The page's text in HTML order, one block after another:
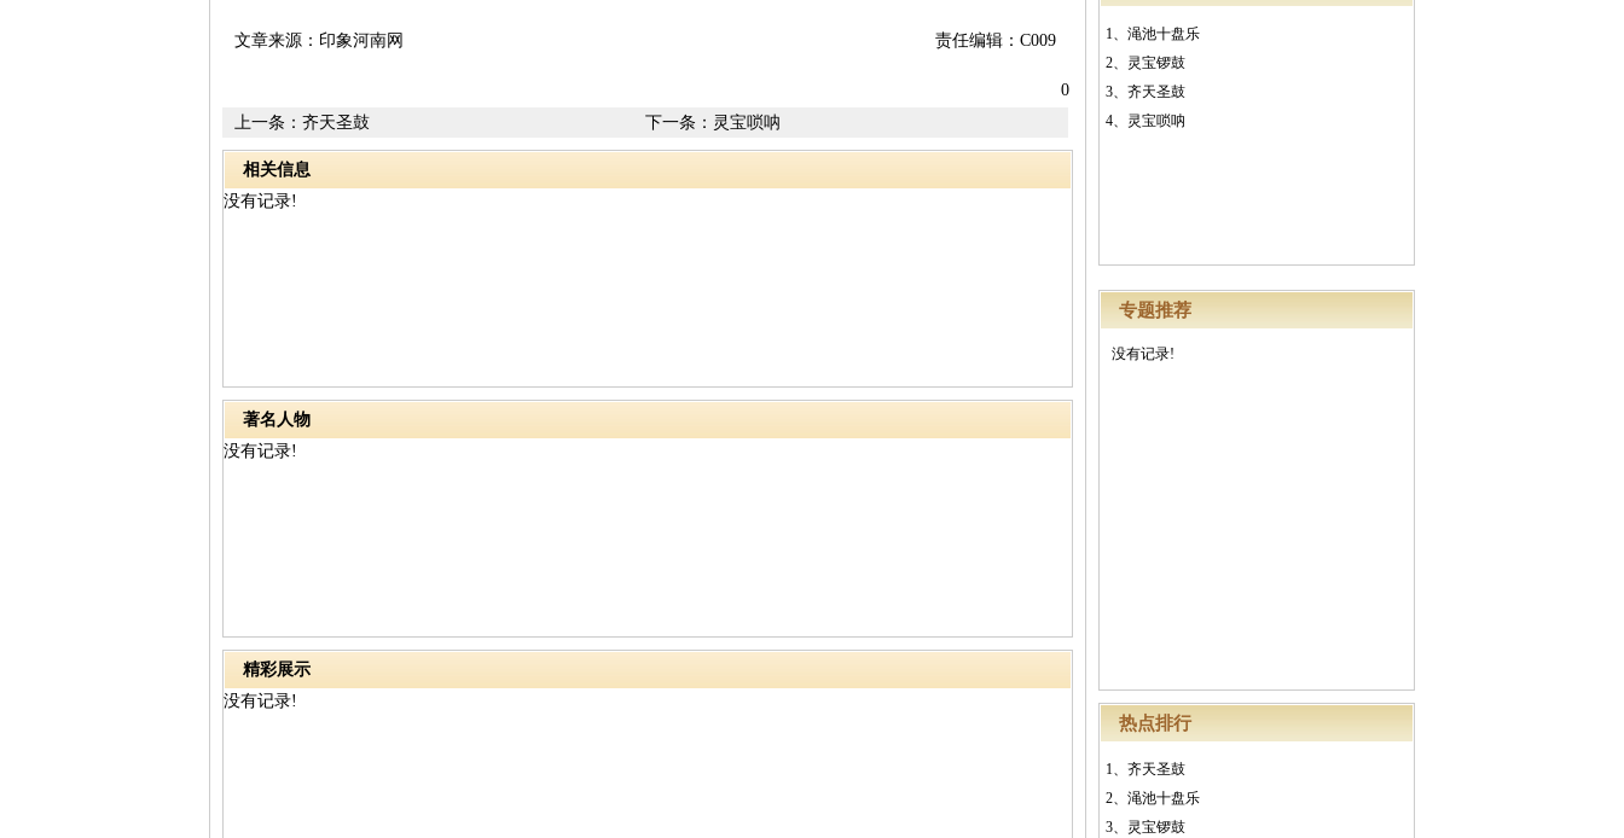
1、 渑池十盘乐
2、 灵宝锣鼓
3、 齐天圣鼓
4、 灵宝唢呐
专题推荐
没有记录!
热点排行
1、 齐天圣鼓
2、 渑池十盘乐
3、 灵宝锣鼓
责任编辑：C009
文章来源：印象河南网
0
下一条： 灵宝唢呐
上一条： 齐天圣鼓
相关信息
没有记录!
著名人物
没有记录!
精彩展示
没有记录!